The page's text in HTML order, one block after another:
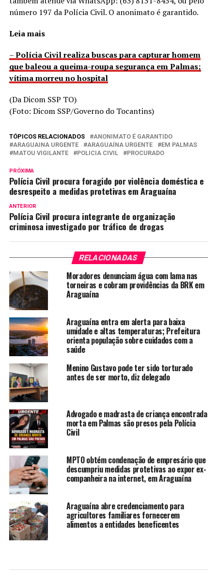
número 197 da Polícia Civil. O anonimato é garantido.
Leia mais
–Polícia Civil realiza buscas para capturar homem
que baleou a queima-roupa segurança em Palmas;
vítima morreu no hospital
(Da Dicom SSP TO)
(Foto: Dicom SSP/Governo do Tocantins)
TÓPICOS RELACIONADOS
ANONIMATO É GARANTIDO
ARAGUAINA URGENTE
ARAGUAÍNA URGENTE
EM PALMAS
MATOU VIGILANTE
POLICIA CIVIL PROCURADO
PRÓXIMA
Polícia Civil procura foragido por violência doméstica e
desrespeito a medidas protetivas em Araguaína
ANTERIOR
Polícia Civil procura integrante de organização
criminosa investigado por tráfico de drogas
RELACIONADAS
Moradores denunciam água com lama nas
torneiras e cobram providências da BRK em
Araguaína
Araguaína entra em alerta para baixa
umidade e altas temperaturas; Prefeitura
orienta população sobre cuidados com a
saúde
Menino Gustavo pode ter sido torturado
antes de ser morto, diz delegado
Advogado e madrasta de criança encontrada
morta em Palmas são presos pela Polícia
Civil
MPTO obtém condenação de empresário que
descumpriu medidas protetivas ao expor ex-
companheira na internet, em Araguaína
Araguaína abre credenciamento para
agricultores familiares fornecerem
alimentos a entidades beneficentes